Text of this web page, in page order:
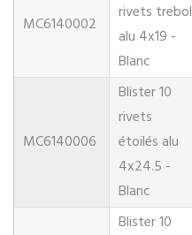
MC6140002
rivets trebol
alu 4x19 -
Blanc
MC6140006
Blister 10
rivets
étoilés alu
4x24.5 -
Blanc
Blister 10